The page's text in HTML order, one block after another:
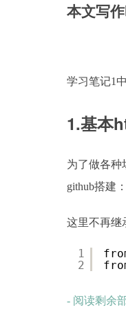
本文写
学习笔记1
1.基本
为了做各种
github搭建：
这里不再继
1
2
- 阅读剩余